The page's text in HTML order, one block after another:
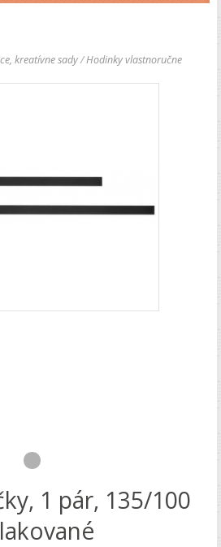
kreatívne sady/Hodinky vlastnoručne
1 pár, 135/100